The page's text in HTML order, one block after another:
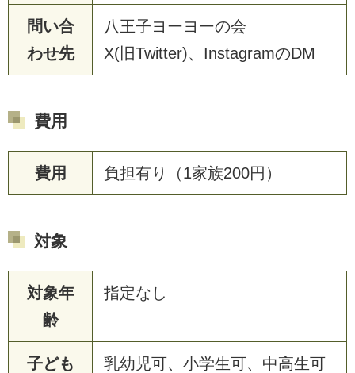
問い合
わせ先
八王子ヨーヨーの会
X(旧Twitter)、InstagramのDM
費用
費用 負担有り（1家族200円）
対象
対象年
齢
指定なし
子ども
乳幼児可、小学生可、中高生可